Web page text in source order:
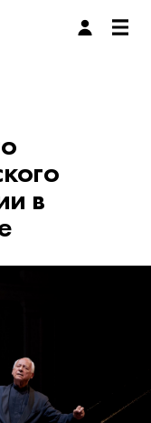
в